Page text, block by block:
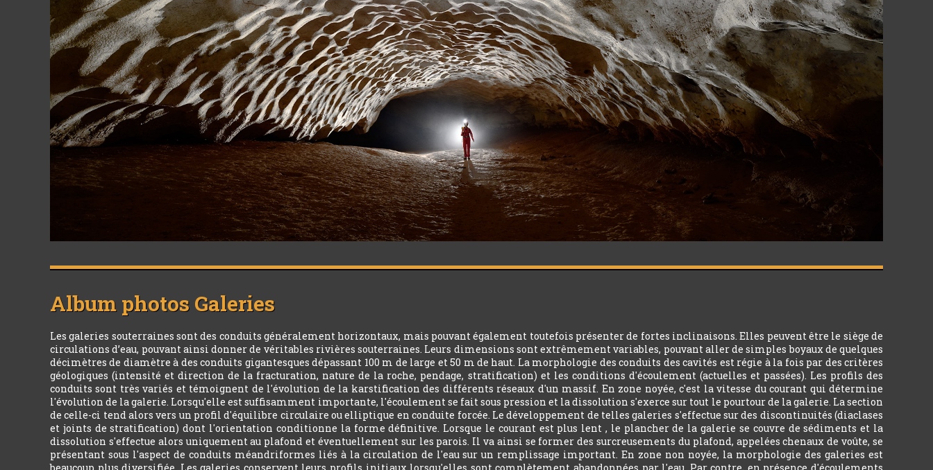
Album photos Galeries
Les galeries souterraines sont des conduits généralement horizontaux, mais pouvant également toutefois présenter de fortes inclinaisons. Elles peuvent être le siège de
circulations d’eau, pouvant ainsi donner de véritables rivières souterraines. Leurs dimensions sont extrêmement variables, pouvant aller de simples boyaux de quelques
décimètres de diamètre à des conduits gigantesques dépassant 100 m de large et 50 m de haut. La morphologie des conduits des cavités est régie à la fois par des critères
géologiques (intensité et direction de la fracturation, nature de la roche, pendage, stratification) et les conditions d'écoulement (actuelles et passées). Les profils des
conduits sont très variés et témoignent de l'évolution de la karstification des différents réseaux d'un massif. En zone noyée, c'est la vitesse du courant qui détermine
l'évolution de la galerie. Lorsqu'elle est suffisamment importante, l'écoulement se fait sous pression et la dissolution s'exerce sur tout le pourtour de la galerie. La section
de celle-ci tend alors vers un profil d'équilibre circulaire ou elliptique en conduite forcée. Le développement de telles galeries s'effectue sur des discontinuités (diaclases
et joints de stratification) dont l'orientation conditionne la forme définitive. Lorsque le courant est plus lent , le plancher de la galerie se couvre de sédiments et la
dissolution s'effectue alors uniquement au plafond et éventuellement sur les parois. Il va ainsi se former des surcreusements du plafond, appelées chenaux de voûte, se
présentant sous l'aspect de conduits méandriformes liés à la circulation de l'eau sur un remplissage important. En zone non noyée, la morphologie des galeries est